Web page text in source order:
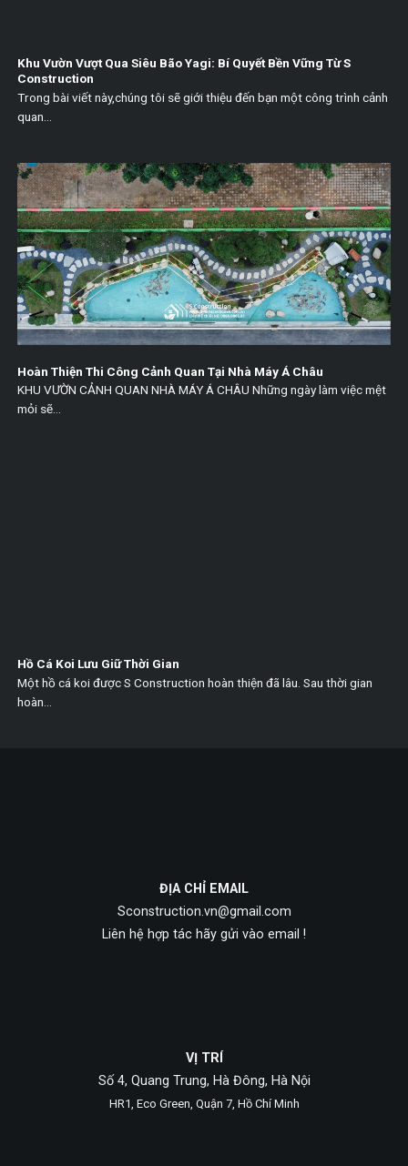
Khu Vườn Vượt Qua Siêu Bão Yagi: Bí Quyết Bền Vững Từ S
Construction
Trong bài viết này,chúng tôi sẽ giới thiệu đến bạn một công trình cảnh
quan...
Hoàn Thiện Thi Công Cảnh Quan Tại Nhà Máy Á Châu
KHU VƯỜN CẢNH QUAN NHÀ MÁY Á CHÂU Những ngày làm việc mệt
mỏi sẽ...
Hồ Cá Koi Lưu Giữ Thời Gian
Một hồ cá koi được S Construction hoàn thiện đã lâu. Sau thời gian
hoàn...
ĐỊA CHỈ EMAIL
Sconstruction.vn@gmail.com
Liên hệ hợp tác hãy gửi vào email !
VỊ TRÍ
Số 4, Quang Trung, Hà Đông, Hà Nội
HR1, Eco Green, Quận 7, Hồ Chí Minh